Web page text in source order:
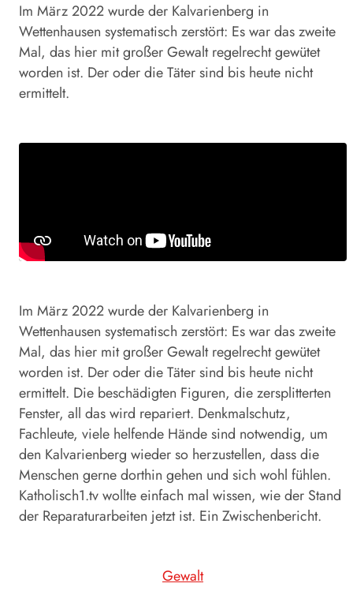
Im März 2022 wurde der Kalvarienberg in
Wettenhausen systematisch zerstört: Es war das zweite
Mal, das hier mit großer Gewalt regelrecht gewütet
worden ist. Der oder die Täter sind bis heute nicht
ermittelt.
Im März 2022 wurde der Kalvarienberg in
Wettenhausen systematisch zerstört: Es war das zweite
Mal, das hier mit großer Gewalt regelrecht gewütet
worden ist. Der oder die Täter sind bis heute nicht
ermittelt. Die beschädigten Figuren, die zersplitterten
Fenster, all das wird repariert. Denkmalschutz,
Fachleute, viele helfende Hände sind notwendig, um
den Kalvarienberg wieder so herzustellen, dass die
Menschen gerne dorthin gehen und sich wohl fühlen.
Katholisch1.tv wollte einfach mal wissen, wie der Stand
der Reparaturarbeiten jetzt ist. Ein Zwischenbericht.
Gewalt